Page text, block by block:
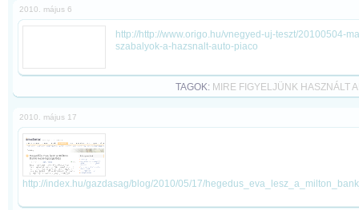
2010. május 6
http://http://www.origo.hu/vnegyed-uj-teszt/20100504-
szabalyok-a-hazsnalt-auto-piaco
TAGOK: MIRE FIGYELJÜNK HASZNÁLT
2010. május 17
http://index.hu/gazdasag/blog/2010/05/17/